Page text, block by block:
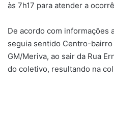
às 7h17 para atender a
De acordo com informações
seguia sentido Centro-
GM/Meriva, ao sair da Rua
do coletivo, resultando na